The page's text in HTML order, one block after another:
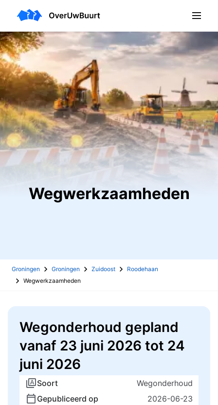
Wegwerkzaamheden
Groningen Groningen Zuidoost
Roodehaan
Wegwerkzaamheden
Wegonderhoud gepland
vanaf 23 juni 2026 tot 24
juni 2026
Soort
Wegonderhoud
Gepubliceerd op
2026-06-23